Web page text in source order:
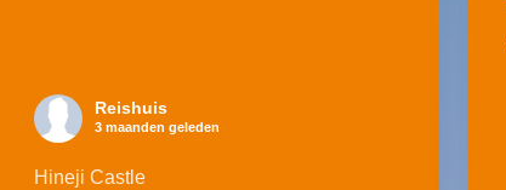
Reishuis
3 maanden geleden
Hineji Castle